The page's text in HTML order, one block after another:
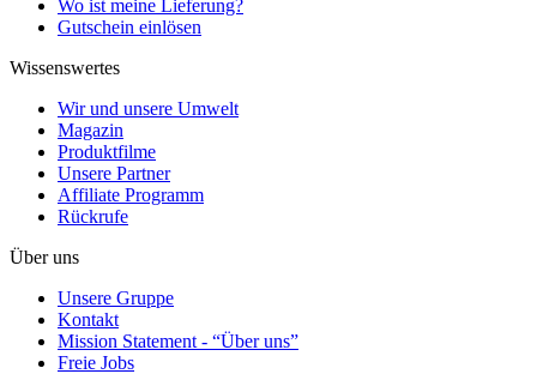
Wo ist meine Lieferung?
Gutschein einlösen
Wissenswertes
Wir und unsere Umwelt
Magazin
Produktfilme
Unsere Partner
Affiliate Programm
Rückrufe
Über uns
Unsere Gruppe
Kontakt
Mission Statement - “Über uns”
Freie Jobs